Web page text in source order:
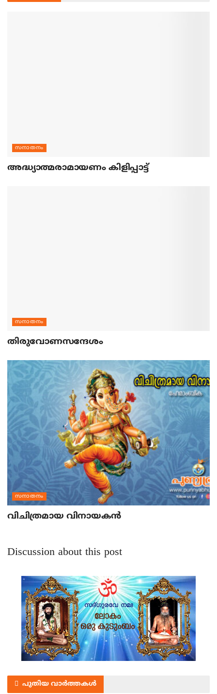
സനാതനം
അദ്ധ്യാത്മരാമായണം കിളിപ്പാട്ട്
സനാതനം
തിരുവോണസന്ദേശം
സനാതനം
വിചിത്രമായ വിനായകന്‍
Discussion about this post
പുതിയ വാർത്തകൾ